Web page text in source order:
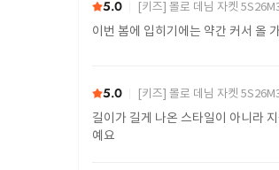
5.0 [키즈] 몰로 데님 자켓
이번 봄에 입히기에는 약간 커서 올
5.0 [키즈] 몰로 데님 자켓
길이가 길게 나온 스타일이 아니라
예요